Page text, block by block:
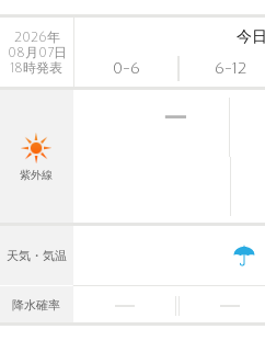
2026年
08月07日
18時発表
今日
0-6
6-12
紫外線
天気・気温
降水確率